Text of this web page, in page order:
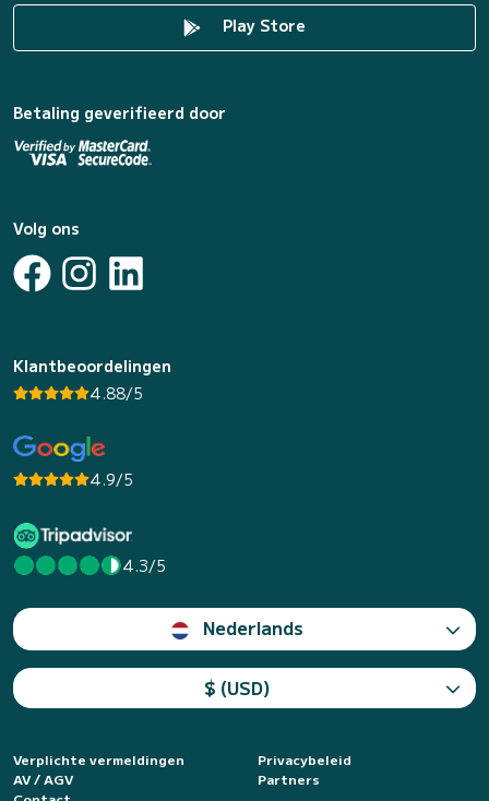
Play Store
Betaling geverifieerd door
Volg ons
Klantbeoordelingen
4.88/5
4.9/5
4.3/5
Nederlands
$ (USD)
Verplichte vermeldingen
Privacybeleid
AV / AGV
Partners